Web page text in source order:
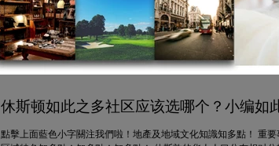
休斯顿如此之多社区应该选哪个？小编如
點擊上面藍色小字關注我們啦！地產及地域文化知識知多點！ 重